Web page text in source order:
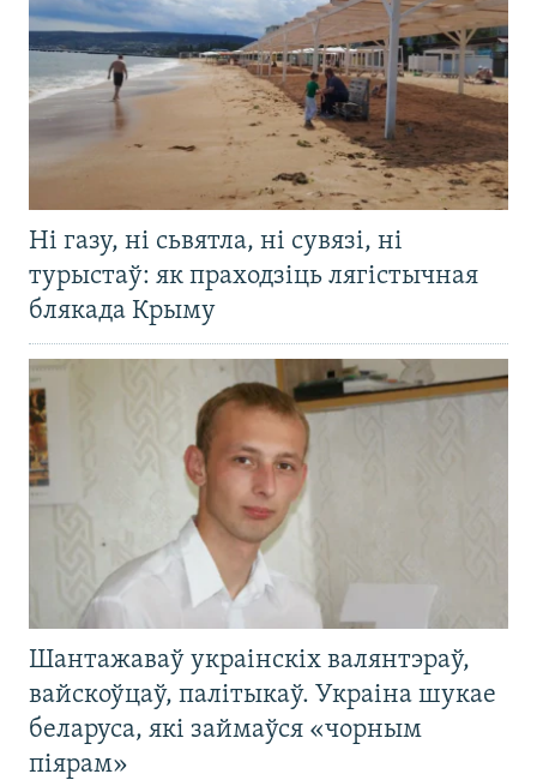
Ні газу, ні сьвятла, ні сувязі, ні
турыстаў: як праходзіць лягістычная
блякада Крыму
Шантажаваў украінскіх валянтэраў,
вайскоўцаў, палітыкаў. Украіна шукае
беларуса, які займаўся «чорным
піярам»